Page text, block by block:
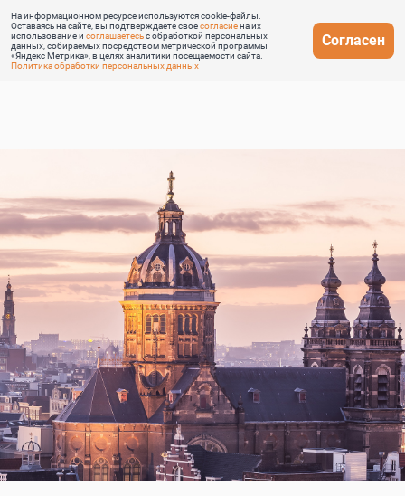
На информационном ресурсе используются cookie-файлы.
Оставаясь на сайте, вы подтверждаете своесогласиена их
использование и соглашаетесьс обработкой персональных
данных, собираемых посредством метрической программы
«Яндекс Метрика», в целях аналитики посещаемости сайта.
Политика обработки персональных данных
Согласен
В прорубленное небезызвестным